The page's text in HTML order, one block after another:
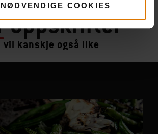
COOKIES
oppskrifter
vil kanskje også like